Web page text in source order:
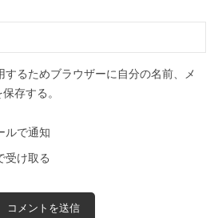
するためブラウザーに自分の名前、メ
存する。
ルで通知
受け取る